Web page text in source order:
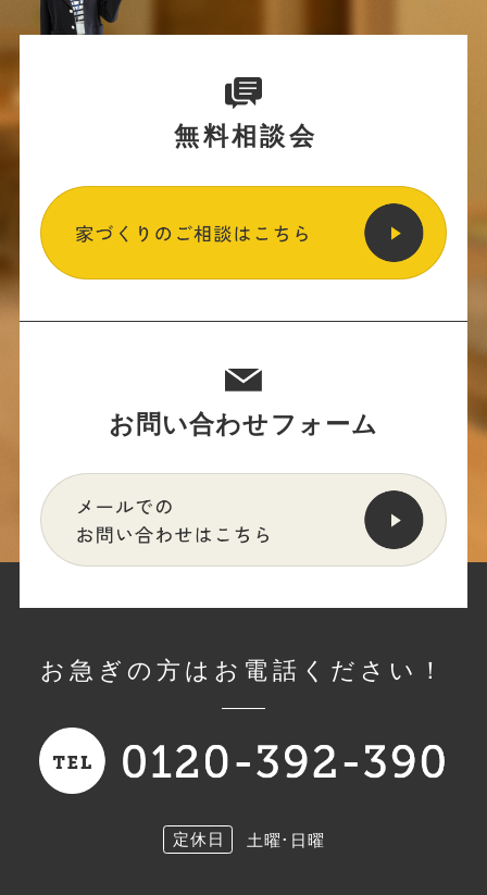
無料相談会
お問い合わせフォーム
お急ぎの方はお電話ください！
定休日 土曜･日曜